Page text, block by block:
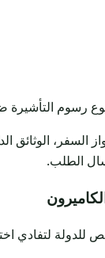
التأشيرة ضمن
السفر، الوثائق
الطلب.
لتفادي